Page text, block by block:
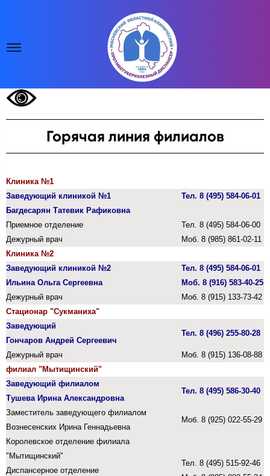
Горячая линия филиалов
Клиника №1
Заведующий клиникой №1
Багдесарян Татевик Рафиковна
Тел. 8 (495) 584-06-01
Приемное отделение Тел. 8 (495) 584-06-00
Дежурный врач
Моб. 8 (985) 861-02-11
Клиника №2
Заведующий клиникой №2
Ильина Ольга Сергеевна
Тел. 8 (495) 584-06-01
Моб. 8 (916) 583-40-25
Дежурный врач
Моб. 8 (915) 133-73-42
Стационар "Сукманиха"
Заведующий
Гончаров Андрей Сергеевич
Тел. 8 (496) 255-80-28
Дежурный врач
Моб. 8 (915) 136-08-88
филиал "Мытищинский"
Заведующий филиалом
Тушева Ирина Александровна
Тел. 8 (495) 586-30-40
Заместитель заведующего филиалом
Вознесенских Ирина Геннадьевна
Моб. 8 (925) 022-55-29
Королевское отделение филиала
"Мытищинский"
Диспансерное отделение
Тел. 8 (495) 515-92-46